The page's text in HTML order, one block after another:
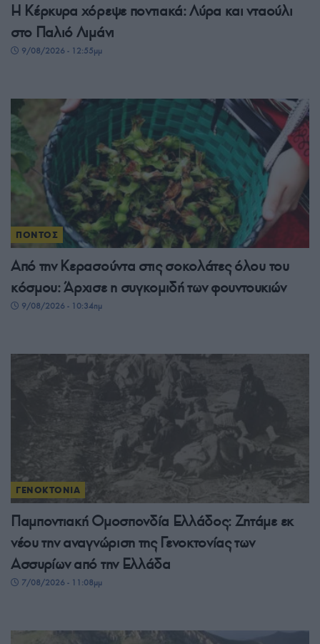
Η Κέρκυρα χόρεψε ποντιακά: Λύρα και νταούλι
στο Παλιό Λιμάνι
9/08/2026 - 12:55μμ
ΠΟΝΤΟΣ
Από την Κερασούντα στις σοκολάτες όλου του
κόσμου: Άρχισε η συγκομιδή των φουντουκιών
9/08/2026 - 10:34πμ
ΓΕΝΟΚΤΟΝΙΑ
Παμποντιακή Ομοσπονδία Ελλάδος: Ζητάμε εκ
νέου την αναγνώριση της Γενοκτονίας των
Ασσυρίων από την Ελλάδα
7/08/2026 - 11:08μμ